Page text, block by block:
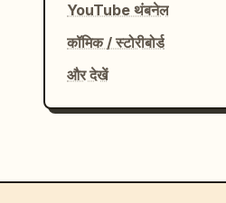
YouTube थंबनेल
कॉमिक / स्टोरीबोर्ड
और देखें